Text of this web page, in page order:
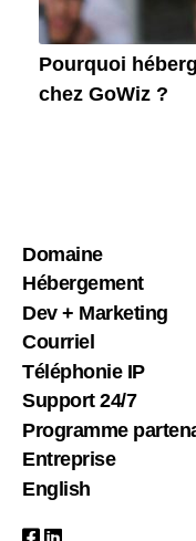
Pourquoi
chez GoWiz ?
Domaine
Hébergement
Dev + Marketing
Courriel
Téléphonie IP
Support 24/7
Programme
Entreprise
English